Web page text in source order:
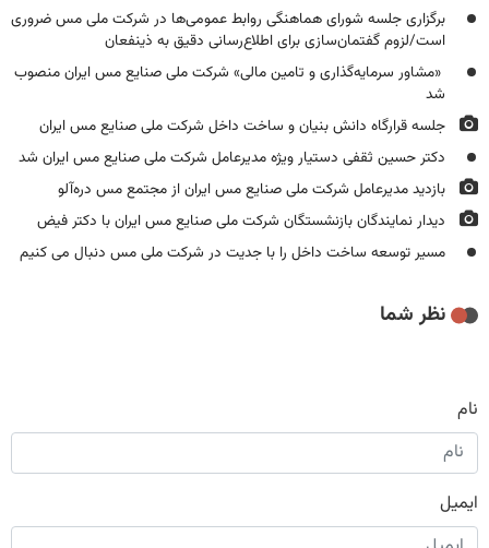
برگزاری جلسه شورای هماهنگی روابط عمومی‌ها در شرکت ملی مس ضروری
است/لزوم گفتمان‌سازی برای اطلاع‌رسانی دقیق به ذینفعان
«مشاور سرمایه‌گذاری و تامین مالی» شرکت ملی صنایع مس ایران منصوب
شد
جلسه قرارگاه دانش بنیان و ساخت داخل شرکت ملی صنایع مس ایران
دکتر حسین ثقفی دستیار ویژه مدیرعامل شرکت ملی صنایع مس ایران شد
بازدید مدیرعامل شرکت ملی صنایع مس ایران از مجتمع‌ مس دره‌آلو
دیدار نمایندگان بازنشستگان شرکت ملی صنایع مس ایران با دکتر فیض
مسیر توسعه ساخت داخل را با جدیت در شرکت ملی مس دنبال می کنیم
نظر شما
نام
ایمیل